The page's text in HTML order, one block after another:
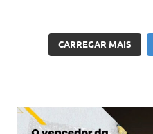
CARREGAR MAIS